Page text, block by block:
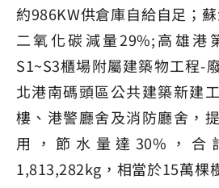
約986KW供倉庫自給自足；
二氧化碳減量29%;高雄港
S1~S3櫃場附屬建築物工程-
北港南碼頭區公共建築新建
樓、港警廳舍及消防廳舍，
用，節水量達30%，合
1,813,282kg，相當於15萬棵